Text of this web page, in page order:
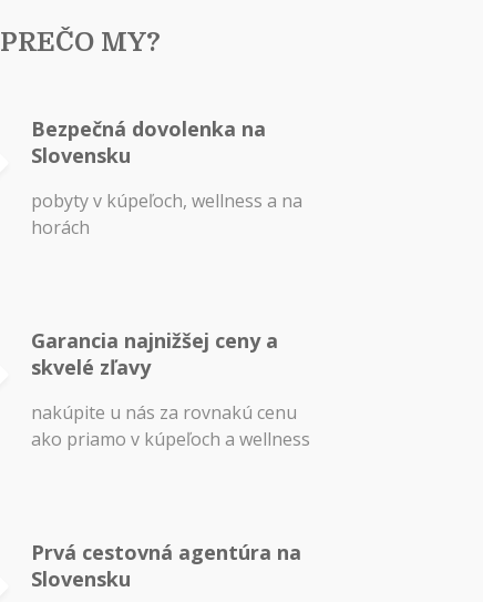
PREČO MY?
Bezpečná dovolenka na
Slovensku
pobyty v kúpeľoch, wellness a na
horách
Garancia najnižšej ceny a
skvelé zľavy
nakúpite u nás za rovnakú cenu
ako priamo v kúpeľoch a wellness
Prvá cestovná agentúra na
Slovensku